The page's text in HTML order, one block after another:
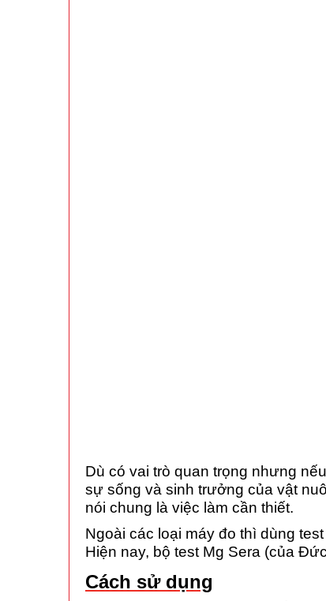
Dù có vai trò quan trọng nhưng
sự sống và sinh trưởng của vật
nói chung là việc làm cần thiết.
Ngoài các loại máy đo thì dùng
Hiện nay, bộ test Mg Sera (của
Cách sử dụng